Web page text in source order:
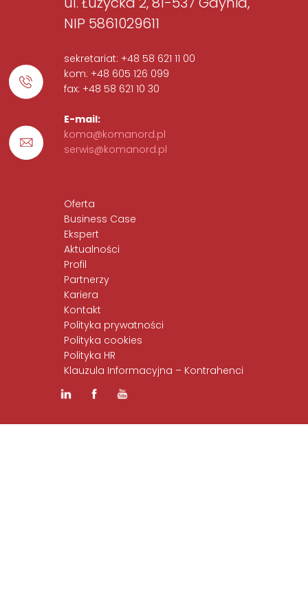
NIP 5861029611
sekretariat: +48 58 621 11 00
kom: +48 605 126 099
fax: +48 58 621 10 30
E-mail:
koma@komanord.pl
serwis@komanord.pl
Oferta
Business Case
Ekspert
Aktualności
Profil
Partnerzy
Kariera
Kontakt
Polityka prywatności
Polityka cookies
Polityka HR
Klauzula Informacyjna – Kontrahenci